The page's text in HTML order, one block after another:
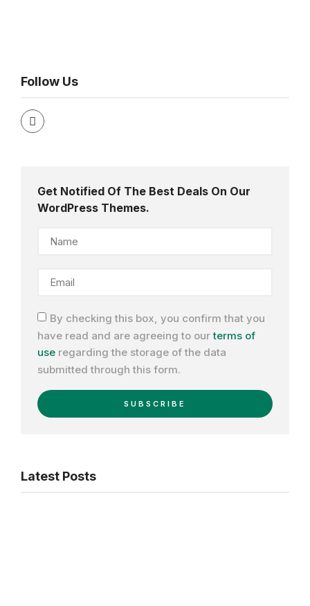
Follow Us
Get Notified Of The Best Deals On Our
WordPress Themes.
By checking this box, you confirm that you
have read and are agreeing to ourterms of
use regarding the storage of the data
submitted through this form.
SUBSCRIBE
Latest Posts